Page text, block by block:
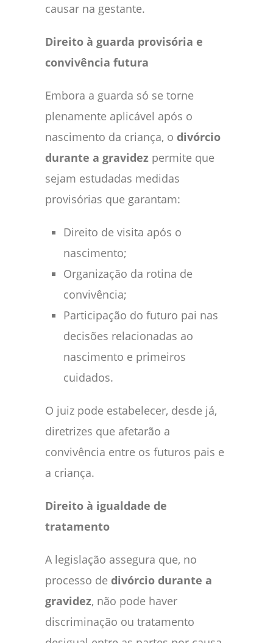
causar na gestante.
Direito à guarda provisória e
convivência futura
Embora a guarda só se torne
plenamente aplicável após o
nascimento da criança, o divórcio
durante a gravidez permite que
sejam estudadas medidas
provisórias que garantam:
Direito de visita após o
nascimento;
Organização da rotina de
convivência;
Participação do futuro pai nas
decisões relacionadas ao
nascimento e primeiros
cuidados.
O juiz pode estabelecer, desde já,
diretrizes que afetarão a
convivência entre os futuros pais e
a criança.
Direito à igualdade de
tratamento
A legislação assegura que, no
processo de divórcio durante a
gravidez, não pode haver
discriminação ou tratamento